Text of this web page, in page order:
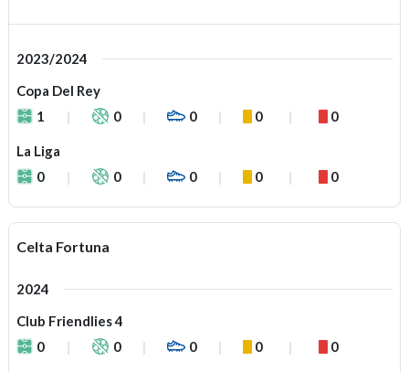
2023/2024
Copa Del Rey
1
0 0 0 0
La Liga
0
0 0 0 0
Celta Fortuna
2024
Club Friendlies 4
0
0 0 0 0